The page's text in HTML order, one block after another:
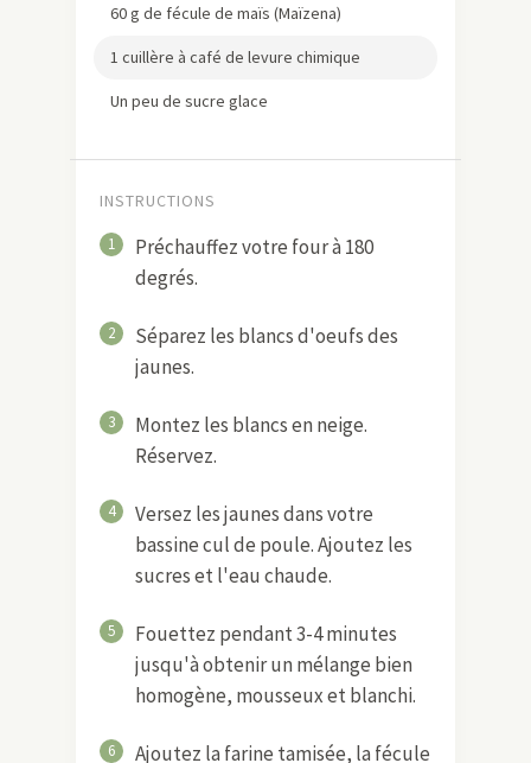
60 g de fécule de maïs (Maïzena)
1 cuillère à café de levure chimique
Un peu de sucre glace
INSTRUCTIONS
1
Préchauffez votre four à 180
degrés.
2
Séparez les blancs d'oeufs des
jaunes.
3
Montez les blancs en neige.
Réservez.
4
Versez les jaunes dans votre
bassine cul de poule. Ajoutez les
sucres et l'eau chaude.
5
Fouettez pendant 3-4 minutes
jusqu'à obtenir un mélange bien
homogène, mousseux et blanchi.
6 Ajoutez la farine tamisée, la fécule